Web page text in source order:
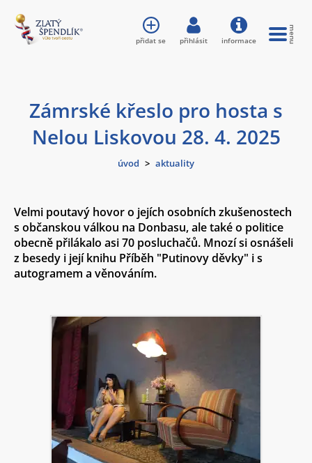
Zámrské křeslo pro hosta s
Nelou Liskovou 28. 4. 2025
úvod > aktuality
Velmi poutavý hovor o jejích osobních zkušenostech
s občanskou válkou na Donbasu, ale také o politice
obecně přilákalo asi 70 posluchačů. Mnozí si osnášeli
z besedy i její knihu Příběh "Putinovy děvky" i s
autogramem a věnováním.
přidat se přihlásit informace